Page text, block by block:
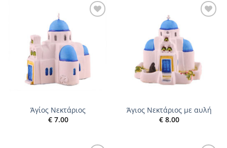
Άγίος Νεκτάριος
€7.00
Άγιος Νεκτάριος με αυλή
€8.00